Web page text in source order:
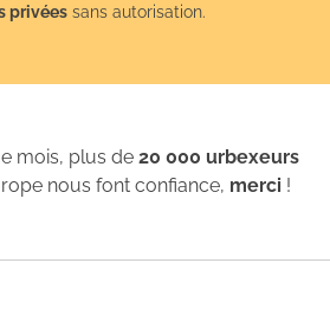
privées sans autorisation.
mois, plus de20 000 urbexeurs
nous font confiance, merci !